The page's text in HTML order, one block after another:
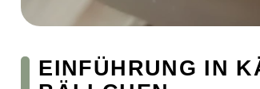
EINFÜHRUNG IN